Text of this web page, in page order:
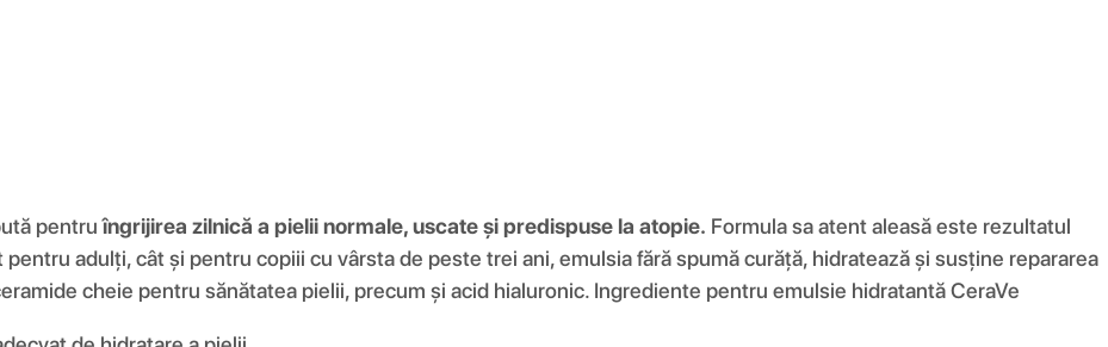
pentruîngrijirea zilnică a pielii normale, uscate și predispuse la atopie. Formula sa atent aleasă este rezultatul
adulți, cât și pentru copiii cu vârsta de peste trei ani, emulsia fără spumă curăță, hidratează și susține repararea
cheie pentru sănătatea pielii, precum și acid hialuronic. Ingrediente pentru emulsie hidratantă CeraVe